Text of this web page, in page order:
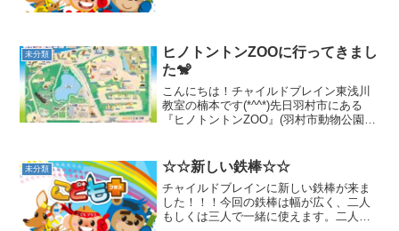
ません。そこでチャイル...
未分類
ヒノトントンZOOに行ってきまし
た🐒
こんにちは！チャイルドブレイン東浅川
教室の楠本です(*^^*)先日羽村市にある
『ヒノトントンZOO』(羽村市動物公園)
その分坂道なども少なく歩きやすい、限
られた活...
未分類 ☆☆新しい鉄棒☆☆
チャイルドブレインに新しい鉄棒が来ま
した！！！今回の鉄棒は幅が広く、二人
もしくは三人で一緒に使えます。二人並